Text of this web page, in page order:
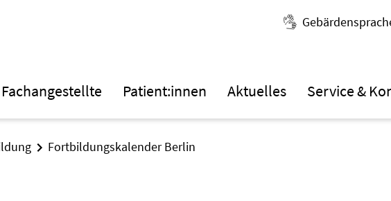
Patient:innen Aktuelles Service &
Fortbildungskalender Berlin